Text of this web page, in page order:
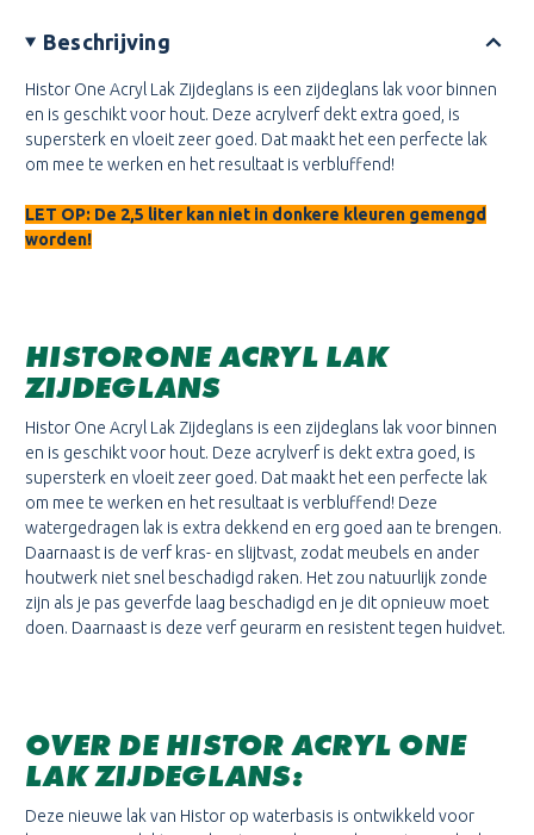
Beschrijving
Histor One Acryl Lak Zijdeglans is een zijdeglans lak voor binnen
en is geschikt voor hout. Deze acrylverf dekt extra goed, is
supersterk en vloeit zeer goed. Dat maakt het een perfecte lak
om mee te werken en het resultaat is verbluffend!
LET OP: De 2,5 liter kan niet in donkere kleuren gemengd
worden!
HISTORONE ACRYL LAK
ZIJDEGLANS
Histor One Acryl Lak Zijdeglans is een zijdeglans lak voor binnen
en is geschikt voor hout. Deze acrylverf is dekt extra goed, is
supersterk en vloeit zeer goed. Dat maakt het een perfecte lak
om mee te werken en het resultaat is verbluffend! Deze
watergedragen lak is extra dekkend en erg goed aan te brengen.
Daarnaast is de verf kras- en slijtvast, zodat meubels en ander
houtwerk niet snel beschadigd raken. Het zou natuurlijk zonde
zijn als je pas geverfde laag beschadigd en je dit opnieuw moet
doen. Daarnaast is deze verf geurarm en resistent tegen huidvet.
OVER DE HISTOR ACRYL ONE
LAK ZIJDEGLANS:
Deze nieuwe lak van Histor op waterbasis is ontwikkeld voor